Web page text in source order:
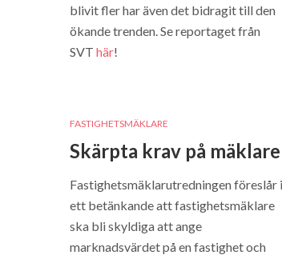
blivit fler har även det bidragit till den
ökande trenden. Se reportaget från
SVT här!
FASTIGHETSMÄKLARE
Skärpta krav på mäklare
Fastighetsmäklarutredningen föreslår i
ett betänkande att fastighetsmäklare
ska bli skyldiga att ange
marknadsvärdet på en fastighet och